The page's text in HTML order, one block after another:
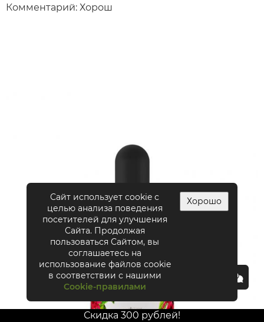
Комментарий: Хорош
Сайт использует cookie с
целью анализа поведения
посетителей для улучшения
Сайта. Продолжая
пользоваться Сайтом, вы
соглашаетесь на
использование файлов cookie
в соответствии с нашими
Cookie-правилами
Хорошо
Скидка 300 рублей!